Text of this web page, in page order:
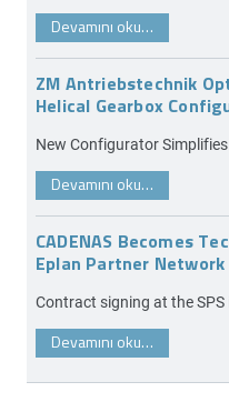
Devamını oku…
ZM Antriebstechnik
Helical Gearbox
New Configurator
Devamını oku…
CADENAS Becomes
Eplan Partner Network
Contract signing at the SPS
Devamını oku…